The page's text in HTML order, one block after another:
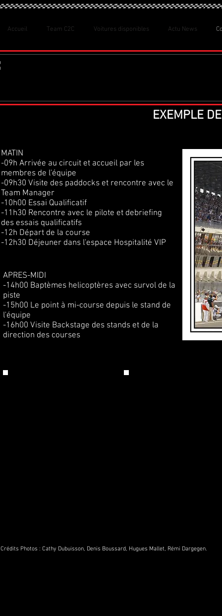
Accueil Team C2C Voitures disponibles Actu News
EXEMPLE
MATIN
-09h Arrivée au circuit et accueil par les
membres de l'équipe
-09h30 Visite des paddocks et rencontre avec le
Team Manager
-10h00 Essai Qualificatif
-11h30 Rencontre avec le pilote et debriefing
des essais qualificatifs
-12h Départ de la course
-12h30 Déjeuner dans l'espace Hospitalité VIP
APRES-MIDI
-14h00 Baptèmes helicoptères avec survol de la
piste
-15h00 Le point à mi-course depuis le stand de
l'équipe
-16h00 Visite Backstage des stands et de la
direction des courses
Crédits Photos : Cathy Dubuisson, Denis Boussard, Hugues Mallet, Rémi Dargegen.